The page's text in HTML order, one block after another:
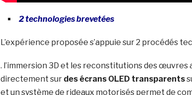
2 technologies brevetées
L’expérience proposée s’appuie sur 2 procédés
. l’immersion 3D et les reconstitutions des
directement sur des écrans OLED transparents
et un système de rideaux motorisés permet de